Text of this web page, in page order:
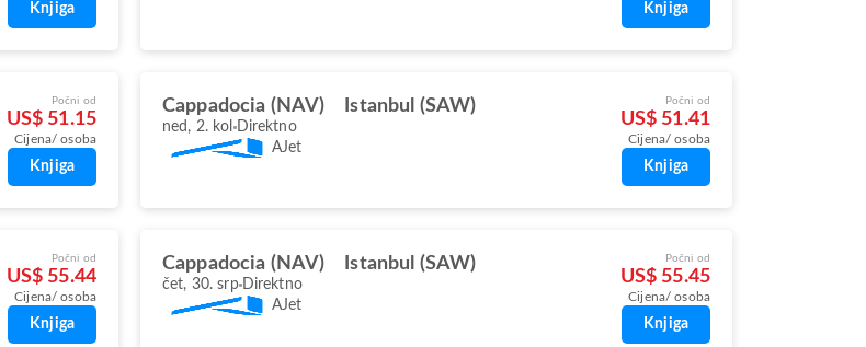
Knjiga Knjiga
Počni od
US$ 51.15
Cijena/ osoba
Knjiga
Cappadocia (NAV) Istanbul (SAW)
ned, 2. kol Direktno
AJet
Počni od
US$ 51.41
Cijena/ osoba
Knjiga
Počni od
US$ 55.44
Cijena/ osoba
Knjiga
Cappadocia (NAV) Istanbul (SAW)
čet, 30. srp Direktno
AJet
Počni od
US$ 55.45
Cijena/ osoba
Knjiga